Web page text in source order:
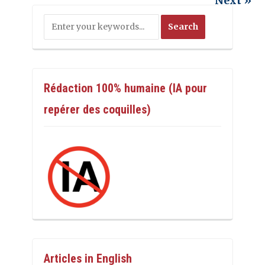
Rédaction 100% humaine (IA pour
repérer des coquilles)
Articles in English